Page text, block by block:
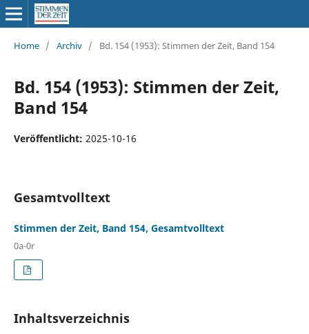
Home / Archiv / Bd. 154 (1953): Stimmen der Zeit, Band 154
Bd. 154 (1953): Stimmen der Zeit,
Band 154
Veröffentlicht: 2025-10-16
Gesamtvolltext
Stimmen der Zeit, Band 154, Gesamtvolltext
0a-0r
Inhaltsverzeichnis